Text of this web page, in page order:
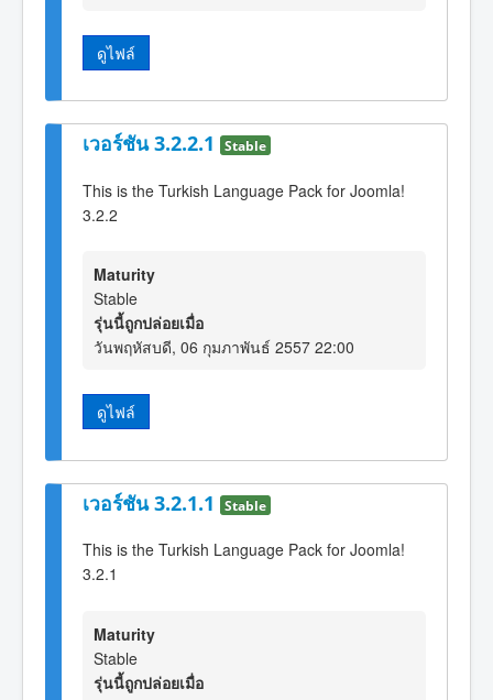
ดูไฟล์
เวอร์ชัน 3.2.2.1 Stable
This is the Turkish Language Pack for Joomla!
3.2.2
Maturity
Stable
รุ่นนี้ถูกปล่อยเมื่อ
วันพฤหัสบดี, 06 กุมภาพันธ์ 2557 22:00
ดูไฟล์
เวอร์ชัน 3.2.1.1 Stable
This is the Turkish Language Pack for Joomla!
3.2.1
Maturity
Stable
รุ่นนี้ถูกปล่อยเมื่อ